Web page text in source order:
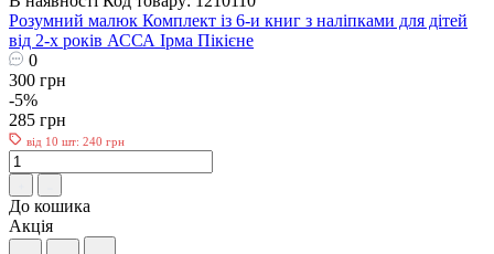
Розумний малюк Комплект із 6-и книг з наліпками для дітей
від 2-х років АССА Ірма Пікієне
0
300 грн
-5%
285 грн
від 10 шт: 240 грн
До кошика
Акція